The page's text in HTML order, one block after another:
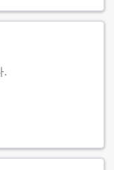
.
라, 홍콩 숙소
로 제공하지